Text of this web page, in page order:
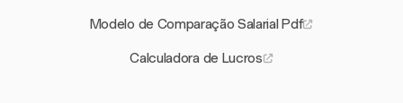
Modelo de Comparação Salarial Pdf
Calculadora de Lucros